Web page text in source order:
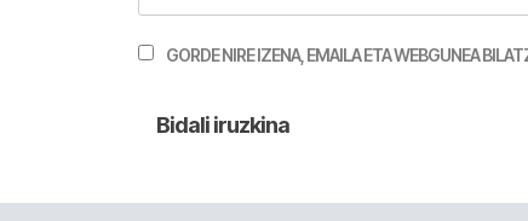
GORDE NIRE IZENA, EMAILA ETA WEBGUNEA